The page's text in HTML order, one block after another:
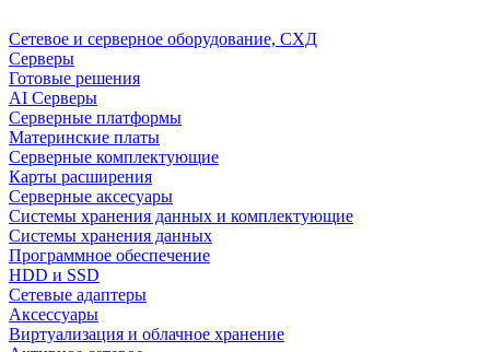
Сетевое и серверное оборудование, СХД
Cерверы
Готовые решения
AI Серверы
Серверные платформы
Материнские платы
Серверные комплектующие
Карты расширения
Серверные аксесуары
Системы хранения данных и комплектующие
Системы хранения данных
Программное обеспечение
HDD и SSD
Сетевые адаптеры
Аксессуары
Виртуализация и облачное хранение